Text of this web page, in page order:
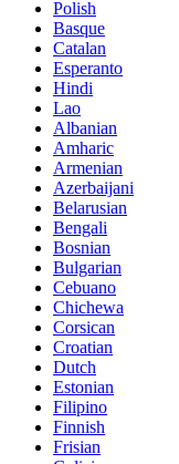
Polish
Basque
Catalan
Esperanto
Hindi
Lao
Albanian
Amharic
Armenian
Azerbaijani
Belarusian
Bengali
Bosnian
Bulgarian
Cebuano
Chichewa
Corsican
Croatian
Dutch
Estonian
Filipino
Finnish
Frisian